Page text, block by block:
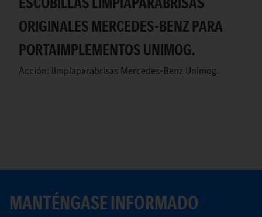
ORIGINALES MERCEDES-BENZ PARA
PORTAIMPLEMENTOS UNIMOG.
Acción: limpiaparabrisas Mercedes-Benz Unimog.
MANTÉNGASE INFORMADO